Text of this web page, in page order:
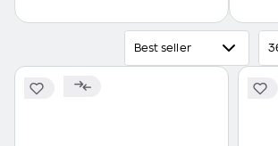
Best seller